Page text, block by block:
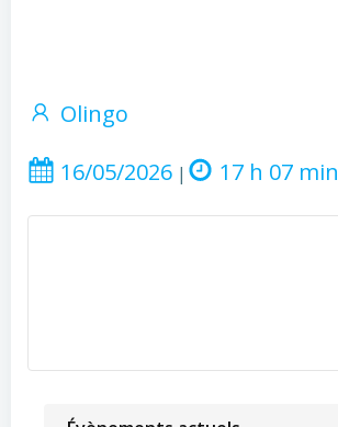
Olingo
16/05/2026 | 17 h 07 min